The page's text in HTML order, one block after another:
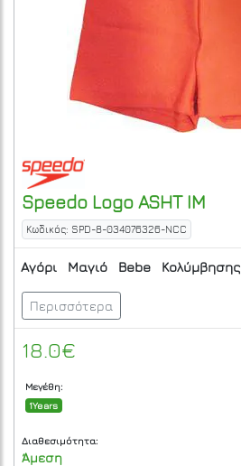
Speedo Logo ASHT IM
Κωδικός: SPD-8-034076326-NCC
Αγόρι Μαγιό Bebe Κολύμβησης
Περισσότερα
18.0€
Μεγέθη:
1Years
Διαθεσιμότητα:
Άμεση